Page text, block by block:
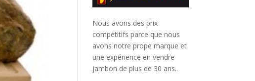
Nous avons des prix
compétitifs parce que nous
avons notre prope marque et
une expérience en vendre
jambon de plus de 30 ans..